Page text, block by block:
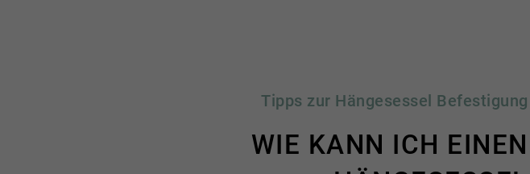
Tipps zur Hängesessel Befestigung
WIE KANN ICH EINEN